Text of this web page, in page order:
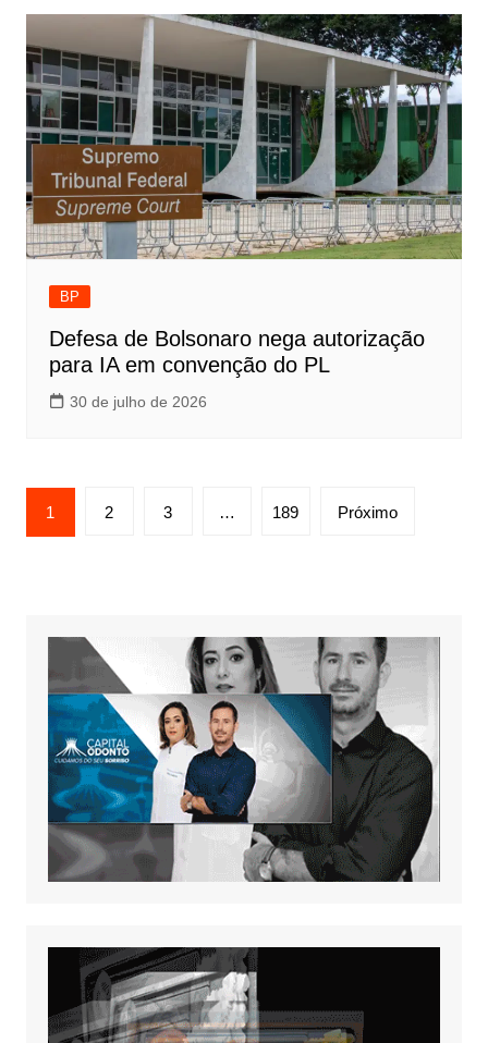
BP
Defesa de Bolsonaro nega autorização
para IA em convenção do PL
30 de julho de 2026
Paginação
de
1 2 3 … 189 Próximo